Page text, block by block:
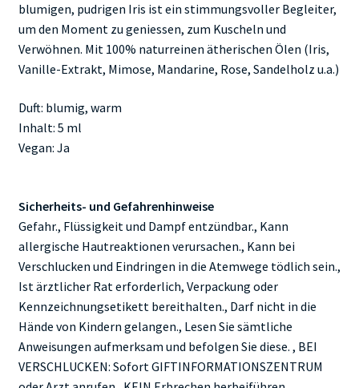
blumigen, pudrigen Iris ist ein stimmungsvoller Begleiter,
um den Moment zu geniessen, zum Kuscheln und
Verwöhnen. Mit 100% naturreinen ätherischen Ölen (Iris,
Vanille-Extrakt, Mimose, Mandarine, Rose, Sandelholz u.a.)
Duft: blumig, warm
Inhalt: 5 ml
Vegan: Ja
Sicherheits- und Gefahrenhinweise
Gefahr., Flüssigkeit und Dampf entzündbar., Kann
allergische Hautreaktionen verursachen., Kann bei
Verschlucken und Eindringen in die Atemwege tödlich sein.,
Ist ärztlicher Rat erforderlich, Verpackung oder
Kennzeichnungsetikett bereithalten., Darf nicht in die
Hände von Kindern gelangen., Lesen Sie sämtliche
Anweisungen aufmerksam und befolgen Sie diese. , BEI
VERSCHLUCKEN: Sofort GIFTINFORMATIONSZENTRUM